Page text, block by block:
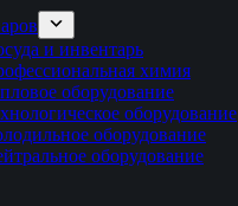
и инвентарь
химия
оборудование
оборудование
оборудование
оборудование